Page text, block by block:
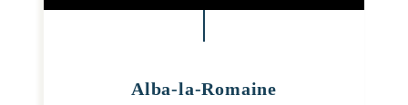
Alba-la-Romaine